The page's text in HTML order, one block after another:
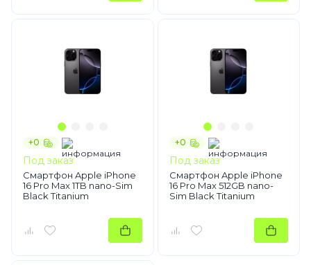
+0
Под заказ
Смартфон Apple iPhone
16 Pro Max 1TB nano-Sim
Black Titanium
+0
Под заказ
Смартфон Apple iPhone
16 Pro Max 512GB nano-
Sim Black Titanium